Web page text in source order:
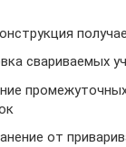
свариваемых
от